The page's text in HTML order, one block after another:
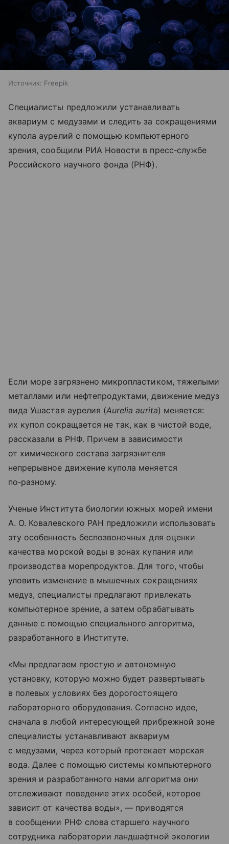
Источник: Freepik
Специалисты предложили устанавливать
аквариум с медузами и следить за сокращениями
купола аурелий с помощью компьютерного
зрения, сообщили РИА Новости в пресс‑службе
Российского научного фонда (РНФ).
Если море загрязнено микропластиком, тяжелыми
металлами или нефтепродуктами, движение медуз
вида Ушастая аурелия (Aurelia aurita) меняется:
их купол сокращается не так, как в чистой воде,
рассказали в РНФ. Причем в зависимости
от химического состава загрязнителя
непрерывное движение купола меняется
по‑разному.
Ученые Института биологии южных морей имени
А. О. Ковалевского РАН предложили использовать
эту особенность беспозвоночных для оценки
качества морской воды в зонах купания или
производства морепродуктов. Для того, чтобы
уловить изменение в мышечных сокращениях
медуз, специалисты предлагают привлекать
компьютерное зрение, а затем обрабатывать
данные с помощью специального алгоритма,
разработанного в Институте.
«Мы предлагаем простую и автономную
установку, которую можно будет развертывать
в полевых условиях без дорогостоящего
лабораторного оборудования. Согласно идее,
сначала в любой интересующей прибрежной зоне
специалисты устанавливают аквариум
с медузами, через который протекает морская
вода. Далее с помощью системы компьютерного
зрения и разработанного нами алгоритма они
отслеживают поведение этих особей, которое
зависит от качества воды», — приводятся
в сообщении РНФ слова старшего научного
сотрудника лаборатории ландшафтной экологии